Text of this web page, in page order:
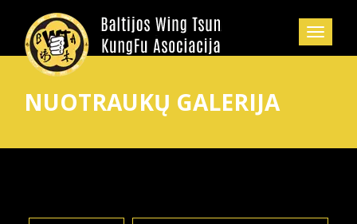
NUOTRAUKŲ GALERIJA